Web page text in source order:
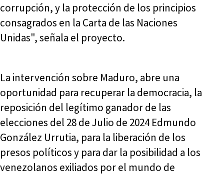
corrupción, y la protección de los principios
consagrados en la Carta de las Naciones
Unidas", señala el proyecto.
La intervención sobre Maduro, abre una
oportunidad para recuperar la democracia, la
reposición del legítimo ganador de las
elecciones del 28 de Julio de 2024 Edmundo
González Urrutia, para la liberación de los
presos políticos y para dar la posibilidad a los
venezolanos exiliados por el mundo de